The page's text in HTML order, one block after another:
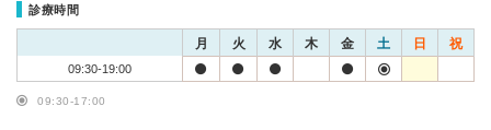
診療時間
月 火 水 木 金 土 日 祝
09:30-19:00
09:30-17:00